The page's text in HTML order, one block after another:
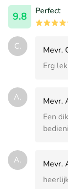
9.8
Perfect
C.
Mevr.
Erg
A.
Mevr.
Een
A.
Mevr.